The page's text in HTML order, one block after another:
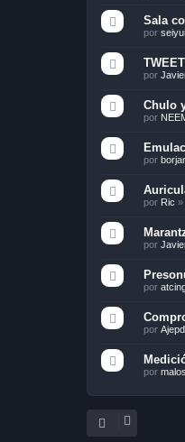
Sala
por
por
Chulo
por
por
por Ric »
por
por
por
por